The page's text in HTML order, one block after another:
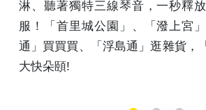
舒
際
場」
米其林綠色指南日本版三
步雪白沙灘與七色漸層海
琉球傳統服飾與民謠表演
料理，7～8月觀星旺季別